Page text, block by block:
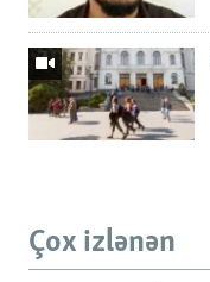
Çox izlənən